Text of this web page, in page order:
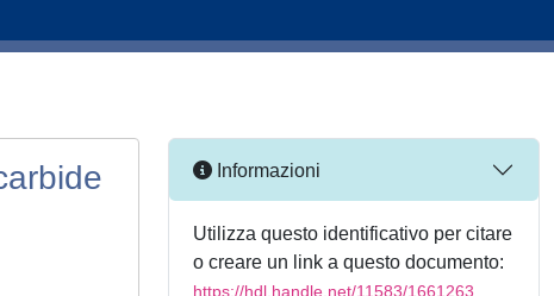
Informazioni
Utilizza questo identificativo per citare
o creare un link a questo documento:
https://hdl.handle.net/11583/1661263